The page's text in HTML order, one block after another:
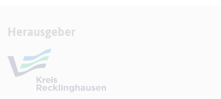
Herausgeber